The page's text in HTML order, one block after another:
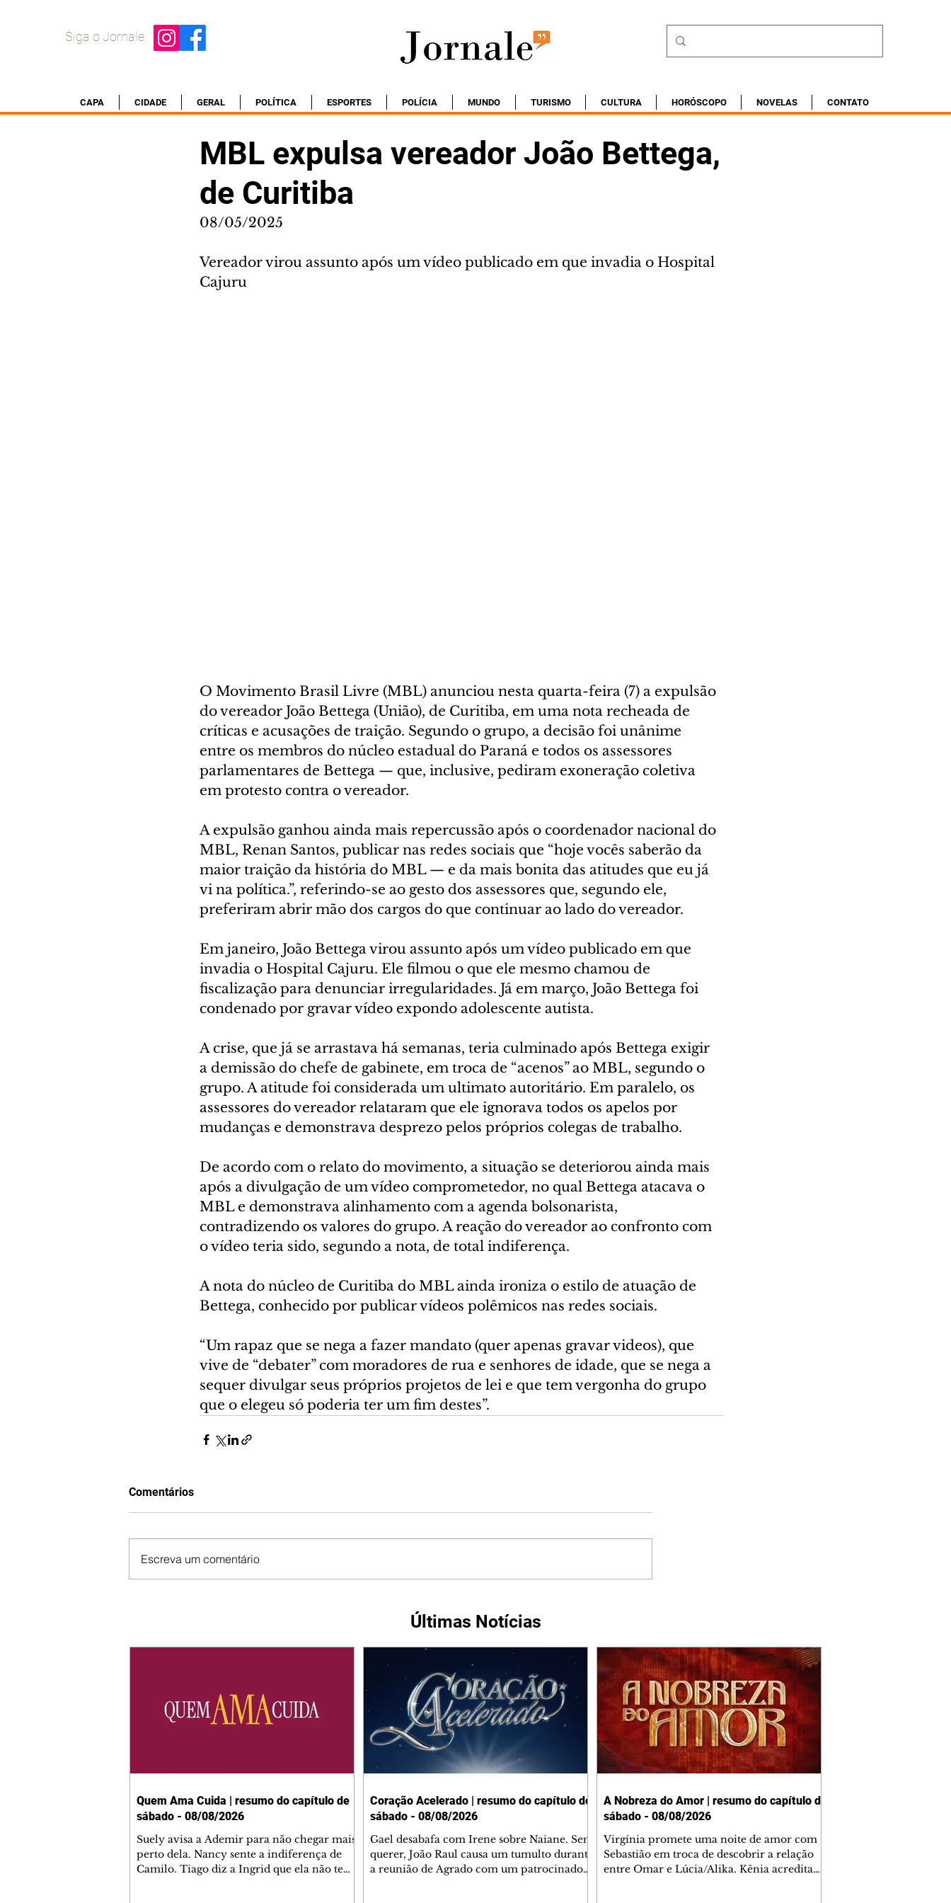
Siga o Jornale
CAPA CIDADE GERAL POLÍTICA ESPORTES POLÍCIA MUNDO TURISMO CULTURA HORÓSCOPO NOVELAS CONTATO
MBL expulsa vereador João Bettega,
de Curitiba
08/05/2025
Vereador virou assunto após um vídeo publicado em que invadia o Hospital
Cajuru
O Movimento Brasil Livre (MBL) anunciou nesta quarta-feira (7) a expulsão
do vereador João Bettega (União), de Curitiba, em uma nota recheada de
críticas e acusações de traição. Segundo o grupo, a decisão foi unânime
entre os membros do núcleo estadual do Paraná e todos os assessores
parlamentares de Bettega — que, inclusive, pediram exoneração coletiva
em protesto contra o vereador.
A expulsão ganhou ainda mais repercussão após o coordenador nacional do
MBL, Renan Santos, publicar nas redes sociais que “hoje vocês saberão da
maior traição da história do MBL — e da mais bonita das atitudes que eu já
vi na política.”, referindo-se ao gesto dos assessores que, segundo ele,
preferiram abrir mão dos cargos do que continuar ao lado do vereador.
Em janeiro, João Bettega virou assunto após um vídeo publicado em que
invadia o Hospital Cajuru. Ele filmou o que ele mesmo chamou de
fiscalização para denunciar irregularidades. Já em março, João Bettega foi
condenado por gravar vídeo expondo adolescente autista.
A crise, que já se arrastava há semanas, teria culminado após Bettega exigir
a demissão do chefe de gabinete, em troca de “acenos” ao MBL, segundo o
grupo. A atitude foi considerada um ultimato autoritário. Em paralelo, os
assessores do vereador relataram que ele ignorava todos os apelos por
mudanças e demonstrava desprezo pelos próprios colegas de trabalho.
De acordo com o relato do movimento, a situação se deteriorou ainda mais
após a divulgação de um vídeo comprometedor, no qual Bettega atacava o
MBL e demonstrava alinhamento com a agenda bolsonarista,
contradizendo os valores do grupo. A reação do vereador ao confronto com
o vídeo teria sido, segundo a nota, de total indiferença.
A nota do núcleo de Curitiba do MBL ainda ironiza o estilo de atuação de
Bettega, conhecido por publicar vídeos polêmicos nas redes sociais.
“Um rapaz que se nega a fazer mandato (quer apenas gravar videos), que
vive de “debater” com moradores de rua e senhores de idade, que se nega a
sequer divulgar seus próprios projetos de lei e que tem vergonha do grupo
que o elegeu só poderia ter um fim destes”.
Comentários
Escreva um comentário
Últimas Notícias
Quem Ama Cuida | resumo do capítulo de
sábado - 08/08/2026
Suely avisa a Ademir para não chegar mais
perto dela. Nancy sente a indiferença de
Camilo. Tiago diz a Ingrid que ela não tem
Coração Acelerado | resumo do capítulo de
sábado - 08/08/2026
Gael desabafa com Irene sobre Naiane. Sem
querer, João Raul causa um tumulto durante
a reunião de Agrado com um patrocinador.
A Nobreza do Amor | resumo do capítulo de
sábado - 08/08/2026
Virgínia promete uma noite de amor com
Sebastião em troca de descobrir a relação
entre Omar e Lúcia/Alika. Kênia acredita